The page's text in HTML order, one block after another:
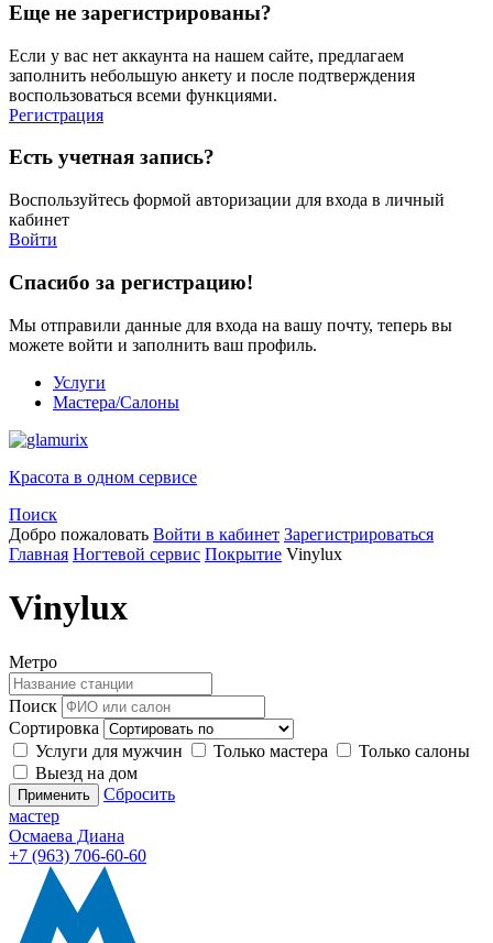
Еще не зарегистрированы?
Если у вас нет аккаунта на нашем сайте, предлагаем
заполнить небольшую анкету и после подтверждения
воспользоваться всеми функциями.
Регистрация
Есть учетная запись?
Воспользуйтесь формой авторизации для входа в личный
кабинет
Войти
Спасибо за регистрацию!
Мы отправили данные для входа на вашу почту, теперь вы
можете войти и заполнить ваш профиль.
Услуги
Мастера/Салоны
Красота в одном сервисе
Поиск
Добро пожаловать Войти в кабинет Зарегистрироваться
Главная Ногтевой сервис Покрытие Vinylux
Vinylux
Метро
Поиск
Сортировка
Услуги для мужчин
Только мастера
Только салоны
Выезд на дом
Применить
Сбросить
мастер
Осмаева Диана
+7 (963) 706-60-60